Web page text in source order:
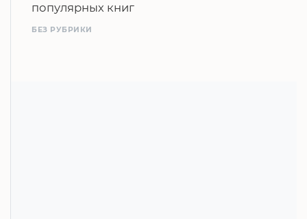
популярных книг
БЕЗ РУБРИКИ